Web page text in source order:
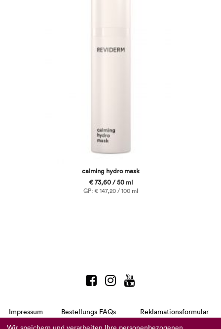
calming hydro mask
€ 73,60 / 50 ml
GP: € 147,20 / 100 ml
Impressum Bestellungs FAQs
Reklamationsformular